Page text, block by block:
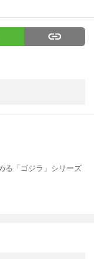
る「ゴジラ」シリーズ